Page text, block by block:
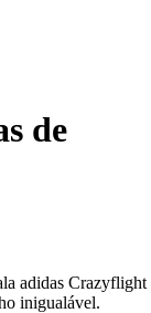
de
adidas Crazyflight
inigualável.